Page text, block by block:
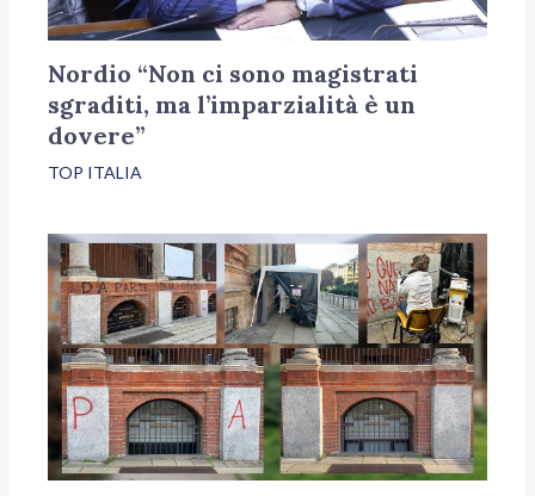
Nordio “Non ci sono magistrati
sgraditi, ma l’imparzialità è un
dovere”
TOP ITALIA